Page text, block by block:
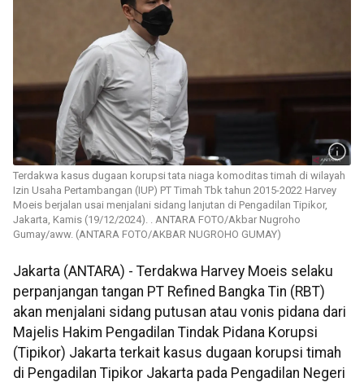
Terdakwa kasus dugaan korupsi tata niaga komoditas timah di wilayah
Izin Usaha Pertambangan (IUP) PT Timah Tbk tahun 2015-2022 Harvey
Moeis berjalan usai menjalani sidang lanjutan di Pengadilan Tipikor,
Jakarta, Kamis (19/12/2024). . ANTARA FOTO/Akbar Nugroho
Gumay/aww. (ANTARA FOTO/AKBAR NUGROHO GUMAY)
Jakarta (ANTARA) - Terdakwa Harvey Moeis selaku
perpanjangan tangan PT Refined Bangka Tin (RBT)
akan menjalani sidang putusan atau vonis pidana dari
Majelis Hakim Pengadilan Tindak Pidana Korupsi
(Tipikor) Jakarta terkait kasus dugaan korupsi timah
di Pengadilan Tipikor Jakarta pada Pengadilan Negeri